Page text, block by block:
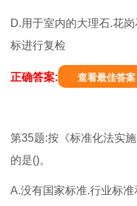
D.用于室内的大理石.花
标进行复检
正确答案: 查看最佳答案
第35题:按《标准化法实
的是()。
A.没有国家标准.行业标